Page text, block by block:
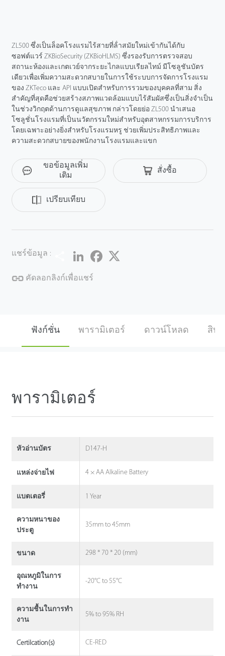
ZL500 ซึ่งเป็นล็อคโรงแรมไร้สายที่ล้ําสมัยใหม่เข้ากันได้กับ
ซอฟต์แวร์ ZKBioSecurity (ZKBioHLMS) ซึ่งรองรับการตรวจสอบ
สถานะห้องและเกตเวย์จากระยะไกลแบบเรียลไทม์ มีโซลูชันบัตร
เดียวเพื่อเพิ่มความสะดวกสบายในการใช้ระบบการจัดการโรงแรม
ของ ZKTeco และ API แบบเปิดสําหรับการรวมของบุคคลที่สาม สิ่ง
สําคัญที่สุดคือช่วยสร้างสภาพแวดล้อมแบบไร้สัมผัสซึ่งเป็นสิ่งจําเป็น
ในช่วงวิกฤตด้านการดูแลสุขภาพ กล่าวโดยย่อ ZL500 นําเสนอ
โซลูชั่นโรงแรมที่เป็นนวัตกรรมใหม่สําหรับอุตสาหกรรมการบริการ
โดยเฉพาะอย่างยิ่งสําหรับโรงแรมหรู ช่วยเพิ่มประสิทธิภาพและ
ความสะดวกสบายของพนักงานโรงแรมและแขก
ขอข้อมูลเพิ่ม
เติม
สั่งซื้อ
เปรียบเทียบ
แชร์ข้อมูล : Share LinkedInFacebook
คัดลอกลิงก์เพื่อแชร์
ฟังก์ชั่น พารามิเตอร์ ดาวน์โหลด สิน
พารามิเตอร์
หัวอ่านบัตร D147-H
แหล่งจ่ายไฟ 4 × AA Alkaline Battery
แบตเตอรี่ 1 Year
ความหนาของ
ประตู
35mm to 45mm
ขนาด 298 * 70 * 20 (mm)
อุณหภูมิในการ
ทำงาน
-20°C to 55°C
ความชื้นในการทํา
งาน
5% to 95% RH
Certilcation(s) CE-RED